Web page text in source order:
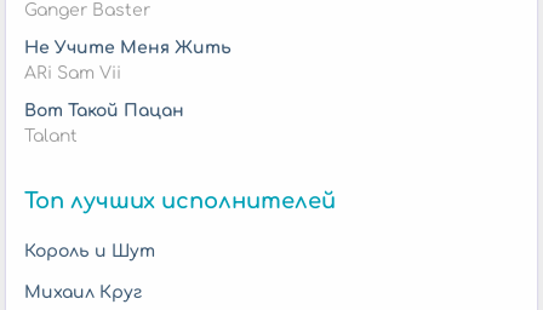
Ganger Baster
Не Учите Меня Жить
ARi Sam Vii
Вот Такой Пацан
Talant
Топ лучших исполнителей
Король и Шут
Михаил Круг